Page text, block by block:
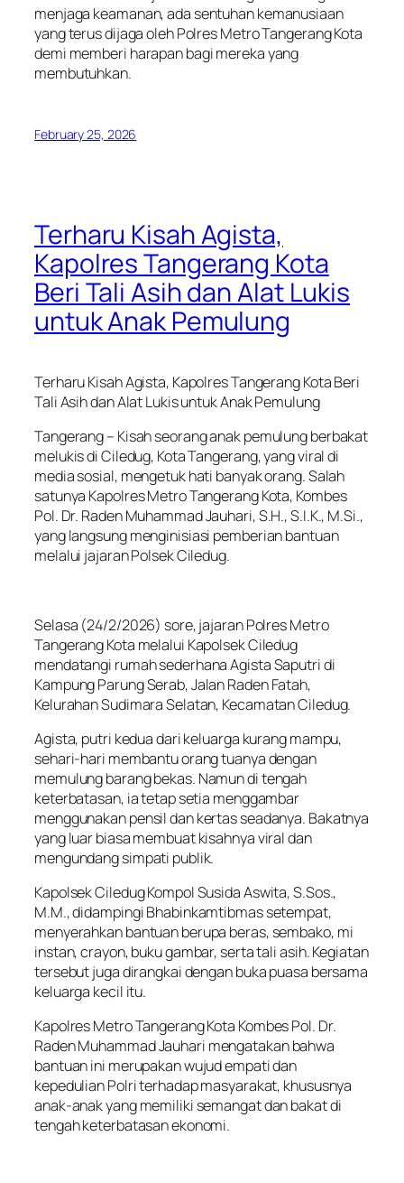
menjaga keamanan, ada sentuhan kemanusiaan
yang terus dijaga oleh Polres Metro Tangerang Kota
demi memberi harapan bagi mereka yang
membutuhkan.
February 25, 2026
Terharu Kisah Agista,
Kapolres Tangerang Kota
Beri Tali Asih dan Alat Lukis
untuk Anak Pemulung
Terharu Kisah Agista, Kapolres Tangerang Kota Beri
Tali Asih dan Alat Lukis untuk Anak Pemulung
Tangerang – Kisah seorang anak pemulung berbakat
melukis di Ciledug, Kota Tangerang, yang viral di
media sosial, mengetuk hati banyak orang. Salah
satunya Kapolres Metro Tangerang Kota, Kombes
Pol. Dr. Raden Muhammad Jauhari, S.H., S.I.K., M.Si.,
yang langsung menginisiasi pemberian bantuan
melalui jajaran Polsek Ciledug.
Selasa (24/2/2026) sore, jajaran Polres Metro
Tangerang Kota melalui Kapolsek Ciledug
mendatangi rumah sederhana Agista Saputri di
Kampung Parung Serab, Jalan Raden Fatah,
Kelurahan Sudimara Selatan, Kecamatan Ciledug.
Agista, putri kedua dari keluarga kurang mampu,
sehari-hari membantu orang tuanya dengan
memulung barang bekas. Namun di tengah
keterbatasan, ia tetap setia menggambar
menggunakan pensil dan kertas seadanya. Bakatnya
yang luar biasa membuat kisahnya viral dan
mengundang simpati publik.
Kapolsek Ciledug Kompol Susida Aswita, S.Sos.,
M.M., didampingi Bhabinkamtibmas setempat,
menyerahkan bantuan berupa beras, sembako, mi
instan, crayon, buku gambar, serta tali asih. Kegiatan
tersebut juga dirangkai dengan buka puasa bersama
keluarga kecil itu.
Kapolres Metro Tangerang Kota Kombes Pol. Dr.
Raden Muhammad Jauhari mengatakan bahwa
bantuan ini merupakan wujud empati dan
kepedulian Polri terhadap masyarakat, khususnya
anak-anak yang memiliki semangat dan bakat di
tengah keterbatasan ekonomi.